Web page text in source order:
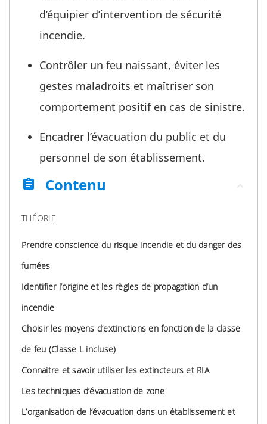
d’équipier d’intervention de sécurité
incendie.
Contrôler un feu naissant, éviter les
gestes maladroits et maîtriser son
comportement positif en cas de sinistre.
Encadrer l’évacuation du public et du
personnel de son établissement.
assignment
Contenu
THÉORIE
Prendre conscience du risque incendie et du danger des
fumées
Identifier l’origine et les règles de propagation d’un
incendie
Choisir les moyens d’extinctions en fonction de la classe
de feu (Classe L incluse)
Connaitre et savoir utiliser les extincteurs et RIA
Les techniques d’évacuation de zone
L’organisation de l’évacuation dans un établissement et